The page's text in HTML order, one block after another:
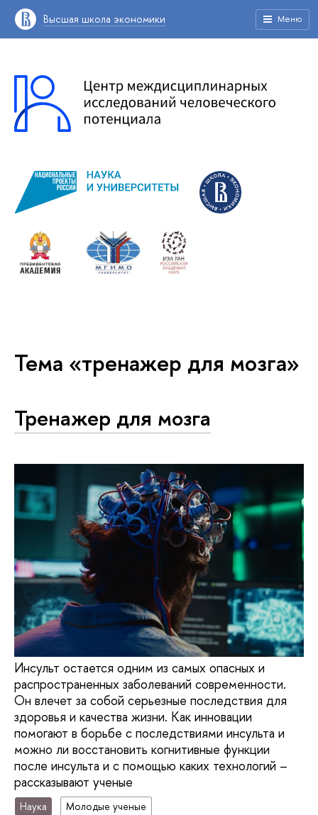
Высшая школа экономики Меню
Тема «тренажер для мозга»
Тренажер для мозга
Инсульт остается одним из самых опасных и
распространенных заболеваний современности.
Он влечет за собой серьезные последствия для
здоровья и качества жизни. Как инновации
помогают в борьбе с последствиями инсульта и
можно ли восстановить когнитивные функции
после инсульта и с помощью каких технологий –
рассказывают ученые
Наука
Молодые ученые